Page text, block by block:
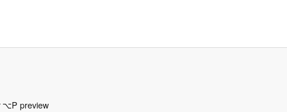
preview